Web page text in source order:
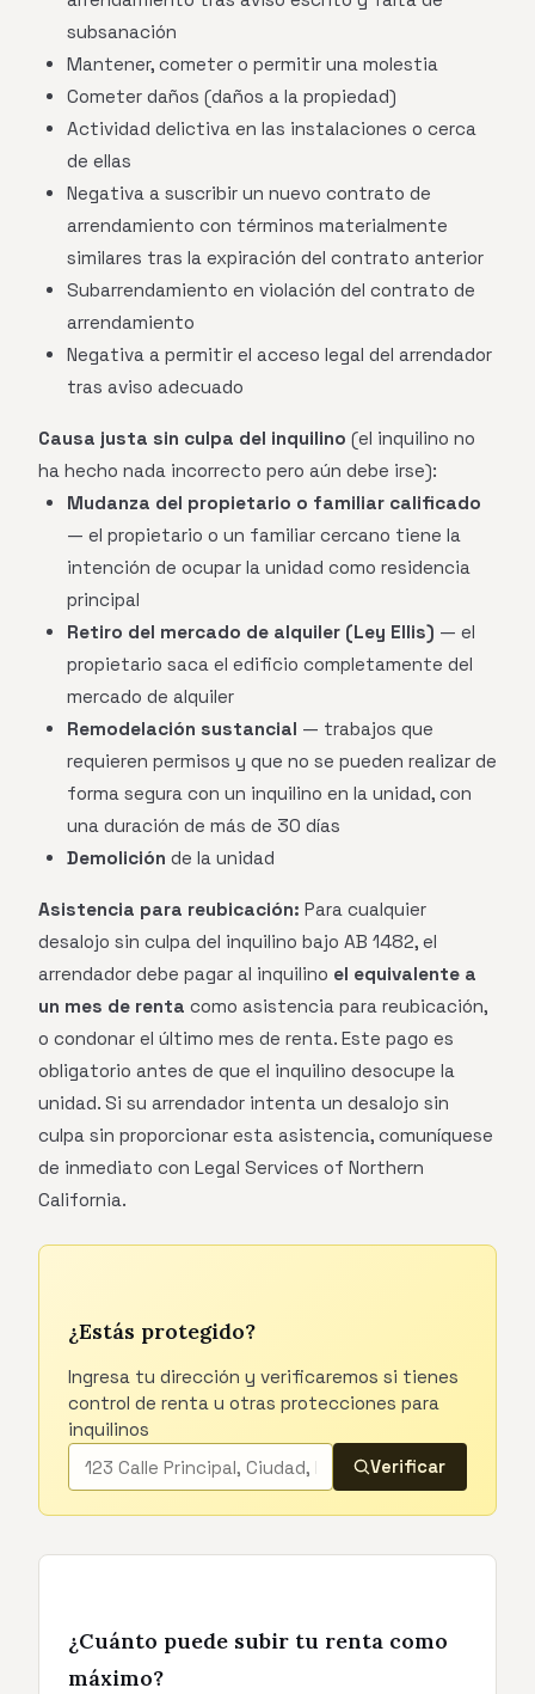
subsanación
Mantener, cometer o permitir una molestia
Cometer daños (daños a la propiedad)
Actividad delictiva en las instalaciones o cerca
de ellas
Negativa a suscribir un nuevo contrato de
arrendamiento con términos materialmente
similares tras la expiración del contrato anterior
Subarrendamiento en violación del contrato de
arrendamiento
Negativa a permitir el acceso legal del arrendador
tras aviso adecuado
Causa justa sin culpa del inquilino (el inquilino no
ha hecho nada incorrecto pero aún debe irse):
Mudanza del propietario o familiar calificado
— el propietario o un familiar cercano tiene la
intención de ocupar la unidad como residencia
principal
Retiro del mercado de alquiler (Ley Ellis) — el
propietario saca el edificio completamente del
mercado de alquiler
Remodelación sustancial — trabajos que
requieren permisos y que no se pueden realizar de
forma segura con un inquilino en la unidad, con
una duración de más de 30 días
Demolición de la unidad
Asistencia para reubicación: Para cualquier
desalojo sin culpa del inquilino bajo AB 1482, el
arrendador debe pagar al inquilino el equivalente a
un mes de renta como asistencia para reubicación,
o condonar el último mes de renta. Este pago es
obligatorio antes de que el inquilino desocupe la
unidad. Si su arrendador intenta un desalojo sin
culpa sin proporcionar esta asistencia, comuníquese
de inmediato con Legal Services of Northern
California.
¿Estás protegido?
Ingresa tu dirección y verificaremos si tienes
control de renta u otras protecciones para
inquilinos
Verificar
¿Cuánto puede subir tu renta como
máximo?